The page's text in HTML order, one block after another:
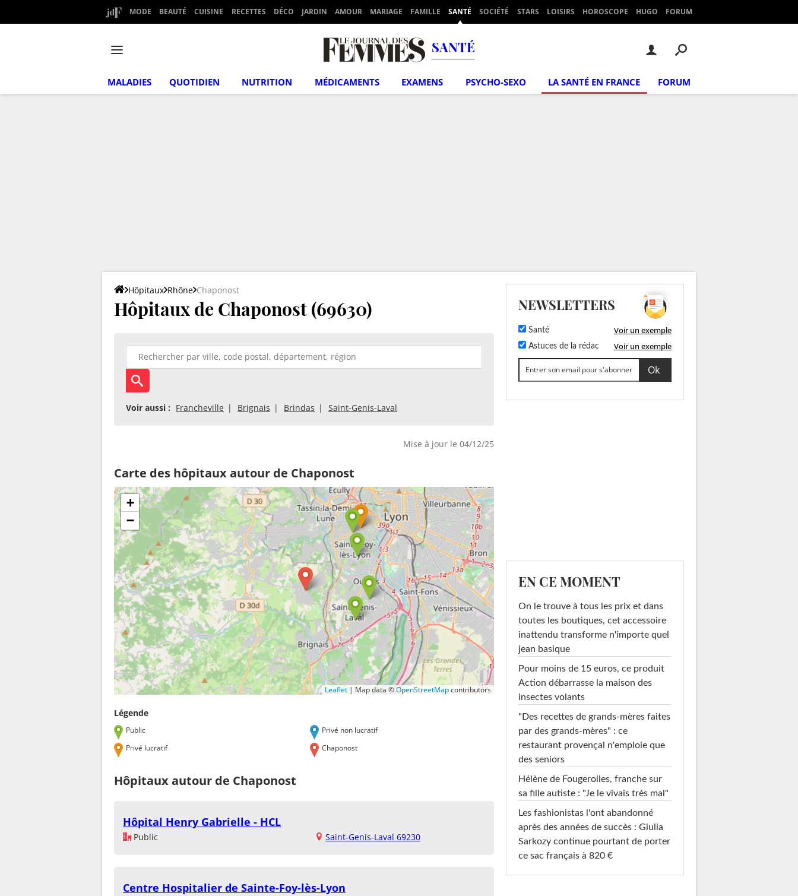
MODE BEAUTÉ CUISINE RECETTES DÉCO JARDIN AMOUR MARIAGE FAMILLE SANTÉ SOCIÉTÉ STARS LOISIRS HOROSCOPE HUGO FORUM
SANTÉ
MALADIES QUOTIDIEN NUTRITION MÉDICAMENTS EXAMENS PSYCHO-SEXO LA SANTÉ EN FRANCE FORUM
Hôpitaux Rhône Chaponost
Hôpitaux de Chaponost (69630)
Voir aussi : Francheville Brignais Brindas Saint-Genis-Laval
Mise à jour le 04/12/25
Carte des hôpitaux autour de Chaponost
+
−
Leaflet | Map data ©OpenStreetMapcontributors
Légende
Public
Privé non lucratif
Privé lucratif
Chaponost
Hôpitaux autour de Chaponost
Hôpital Henry Gabrielle - HCL
Public Saint-Genis-Laval 69230
Centre Hospitalier de Sainte-Foy-lès-Lyon
NEWSLETTERS
Santé Voir un exemple
Astuces de la rédac Voir un exemple
EN CE MOMENT
On le trouve à tous les prix et dans
toutes les boutiques, cet accessoire
inattendu transforme n'importe quel
jean basique
Pour moins de 15 euros, ce produit
Action débarrasse la maison des
insectes volants
"Des recettes de grands-mères faites
par des grands-mères" : ce
restaurant provençal n'emploie que
des seniors
Hélène de Fougerolles, franche sur
sa fille autiste : "Je le vivais très mal"
Les fashionistas l'ont abandonné
après des années de succès : Giulia
Sarkozy continue pourtant de porter
ce sac français à 820 €